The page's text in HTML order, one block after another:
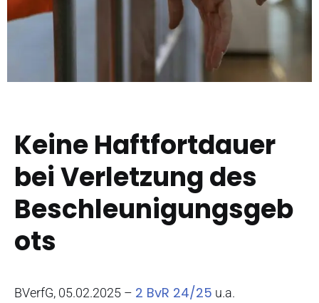
Keine Haftfortdauer
bei Verletzung des
Beschleunigungsgeb
ots
BVerfG, 05.02.2025 – 2 BvR 24/25 u.a.